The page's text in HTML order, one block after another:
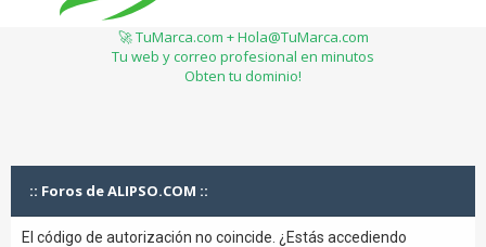
🚀 TuMarca.com + Hola@TuMarca.com
Tu web y correo profesional en minutos
Obten tu dominio!
:: Foros de ALIPSO.COM ::
El código de autorización no coincide. ¿Estás accediendo